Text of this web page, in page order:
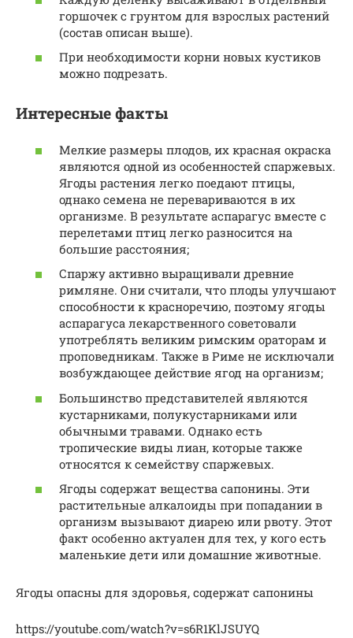
горшочек с грунтом для взрослых растений
(состав описан выше).
При необходимости корни новых кустиков
можно подрезать.
Интересные факты
Мелкие размеры плодов, их красная окраска
являются одной из особенностей спаржевых.
Ягоды растения легко поедают птицы,
однако семена не перевариваются в их
организме. В результате аспарагус вместе с
перелетами птиц легко разносится на
большие расстояния;
Спаржу активно выращивали древние
римляне. Они считали, что плоды улучшают
способности к красноречию, поэтому ягоды
аспарагуса лекарственного советовали
употреблять великим римским ораторам и
проповедникам. Также в Риме не исключали
возбуждающее действие ягод на организм;
Большинство представителей являются
кустарниками, полукустарниками или
обычными травами. Однако есть
тропические виды лиан, которые также
относятся к семейству спаржевых.
Ягоды содержат вещества сапонины. Эти
растительные алкалоиды при попадании в
организм вызывают диарею или рвоту. Этот
факт особенно актуален для тех, у кого есть
маленькие дети или домашние животные.
Ягоды опасны для здоровья, содержат сапонины
https://youtube.com/watch?v=s6R1KlJSUYQ